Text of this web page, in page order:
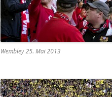
Wembley 25. Mai 2013